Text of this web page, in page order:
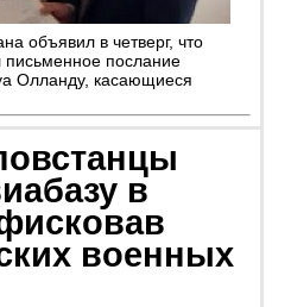
объявил в четверг, что
письменное послание
Олланду, касающиеся
в
военных